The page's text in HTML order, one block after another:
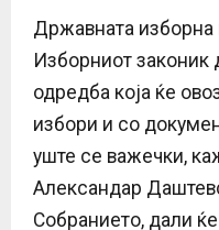
N
U
Државната изборна
Изборниот законик
одредба која ќе
избори и со
уште се важечки,
Александар
Собранието, дали